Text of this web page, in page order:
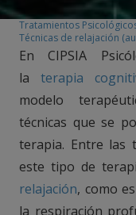
Tratamientos
Técnicas de relajación
En CIPSIA
la terapia
modelo
técnicas que se
terapia. Entre las
este tipo de
relajación, como
la respiración